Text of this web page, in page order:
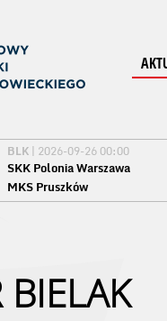
BLK | 2026-09-26 00:00
SKK Polonia Warszawa
MKS Pruszków
BIELAK